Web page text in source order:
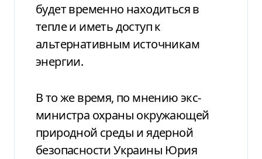
будет временно находиться в
тепле и иметь доступ к
альтернативным источникам
энергии.
В то же время, по мнению экс-
министра охраны окружающей
природной среды и ядерной
безопасности Украины Юрия